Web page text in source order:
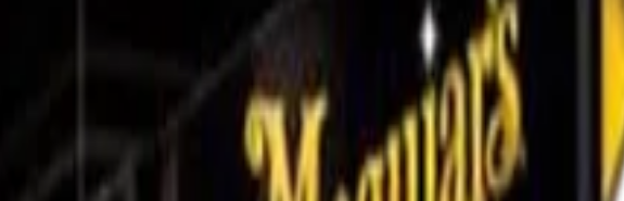
пасты
Meguiars G18216 Жидкий воск Ultimate Liquid Wax, 432 мл
Ultimate Liquid Wax, 432 мл